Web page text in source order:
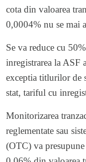
cota din valoarea
0,0004% nu se mai
Se va reduce cu
inregistrarea la ASF
exceptia titlurilor de
stat, tariful cu
Monitorizarea
reglementate sau
(OTC) va